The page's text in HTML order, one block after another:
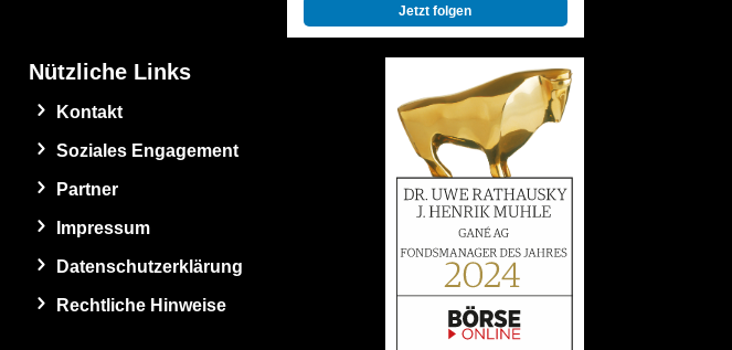
Jetzt folgen
Nützliche Links
Kontakt
Soziales Engagement
Partner
Impressum
Datenschutzerklärung
Rechtliche Hinweise